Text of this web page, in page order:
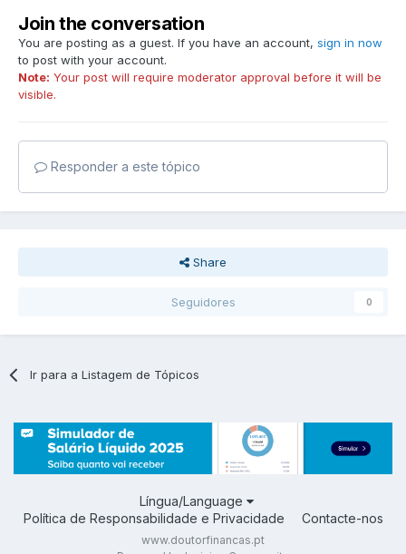
Join the conversation
You are posting as a guest. If you have an account, sign in now
to post with your account.
Note: Your post will require moderator approval before it will be
visible.
Responder a este tópico
Share
Seguidores 0
Ir para a Listagem de Tópicos
Língua/Language
Política de Responsabilidade e Privacidade
Contacte-nos
www.doutorfinancas.pt